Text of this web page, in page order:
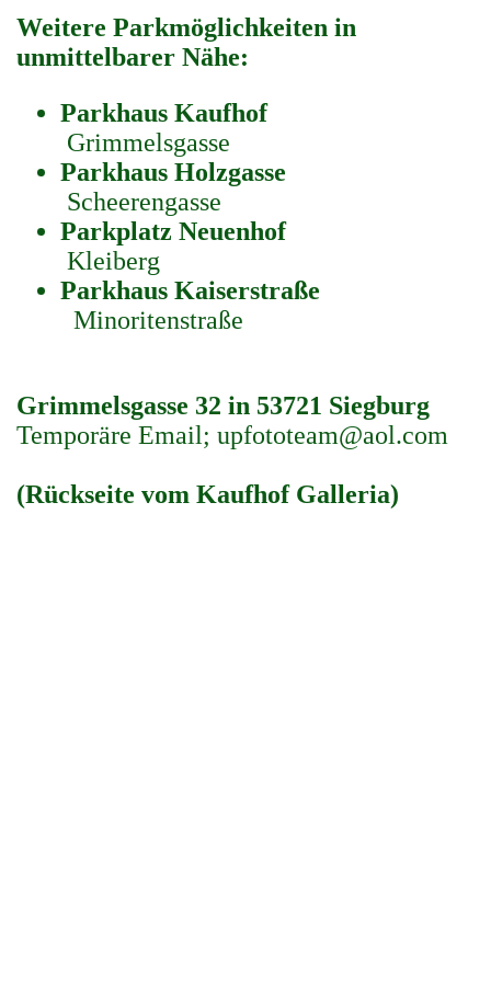
Weitere Parkmöglichkeiten in
unmittelbarer Nähe:
Parkhaus Kaufhof
Grimmelsgasse
Parkhaus Holzgasse
Scheerengasse
Parkplatz Neuenhof
Kleiberg
Parkhaus Kaiserstraße
Minoritenstraße
Grimmelsgasse 32 in 53721 Siegburg
Temporäre Email; upfototeam@aol.com
(Rückseite vom Kaufhof Galleria)